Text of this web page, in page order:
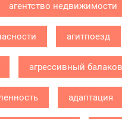
агентство недвижимости
агитпоезд
агрессивный
адаптация